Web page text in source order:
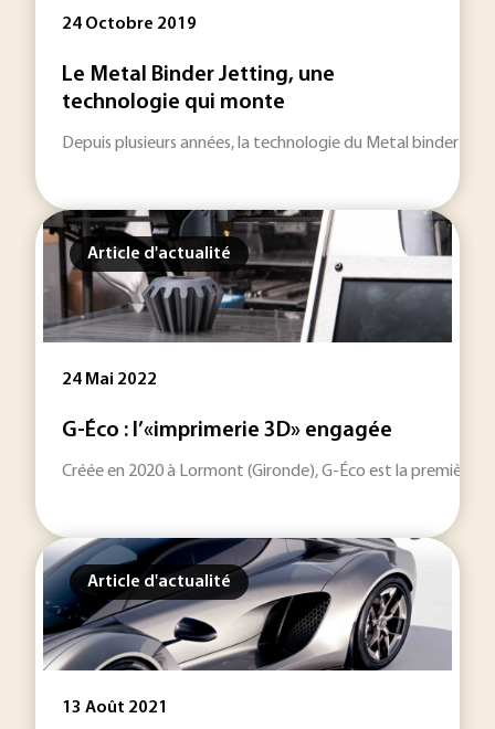
24 Octobre 2019
Le Metal Binder Jetting, une
technologie qui monte
Depuis plusieurs années, la technologie du Metal binder
Article d'actualité
24 Mai 2022
G-Éco : l’«imprimerie 3D» engagée
Créée en 2020 à Lormont (Gironde), G-Éco est la première
Article d'actualité
13 Août 2021